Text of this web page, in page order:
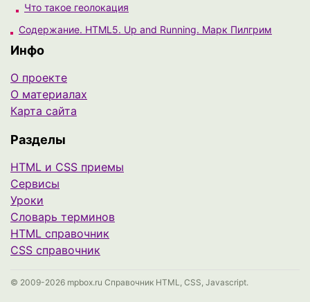
Что такое геолокация
Содержание. HTML5. Up and Running. Марк Пилгрим
Инфо
О проекте
О материалах
Карта сайта
Разделы
HTML и CSS приемы
Сервисы
Уроки
Cловарь терминов
HTML справочник
CSS справочник
© 2009-2026 mpbox.ru Справочник HTML, CSS, Javascript.